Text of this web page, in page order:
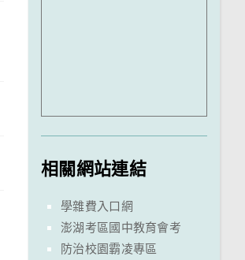
相關網站連結
學雜費入口網
澎湖考區國中教育會考
防治校園霸凌專區